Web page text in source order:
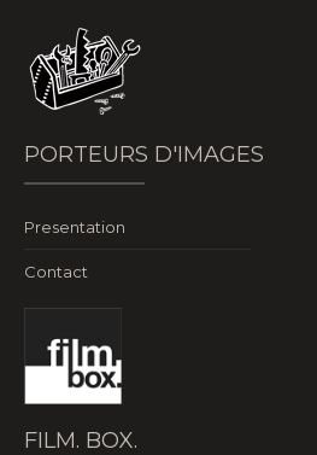
PORTEURS D'IMAGES
Presentation
Contact
FILM. BOX.